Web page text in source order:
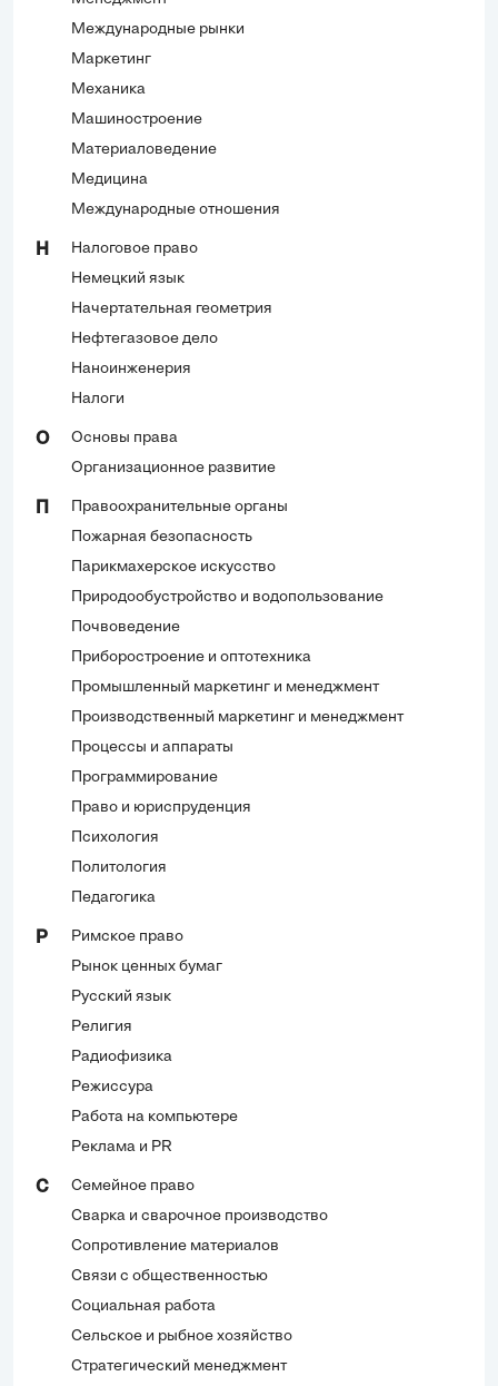
Международные рынки
Маркетинг
Механика
Машиностроение
Материаловедение
Медицина
Международные отношения
Н
Налоговое право
Немецкий язык
Начертательная геометрия
Нефтегазовое дело
Наноинженерия
Налоги
О
Основы права
Организационное развитие
Правоохранительные органы
Пожарная безопасность
Парикмахерское искусство
Природообустройство и водопользование
Почвоведение
Приборостроение и оптотехника
Промышленный маркетинг и менеджмент
Производственный маркетинг и менеджмент
Процессы и аппараты
Программирование
Право и юриспруденция
Психология
Политология
Педагогика
Р
Римское право
Рынок ценных бумаг
Русский язык
Религия
Радиофизика
Режиссура
Работа на компьютере
Реклама и PR
С
Семейное право
Сварка и сварочное производство
Сопротивление материалов
Связи с общественностью
Социальная работа
Сельское и рыбное хозяйство
Стратегический менеджмент